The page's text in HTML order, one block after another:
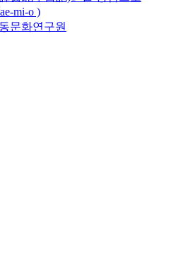
mi-o )
문화연구원